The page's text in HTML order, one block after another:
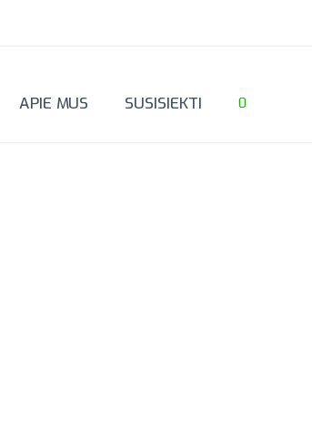
APIE MUS SUSISIEKTI 0